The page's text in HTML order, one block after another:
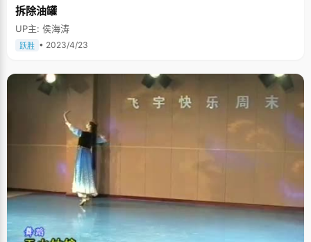
拆除油罐
UP主: 侯海涛
跃胜 • 2023/4/23